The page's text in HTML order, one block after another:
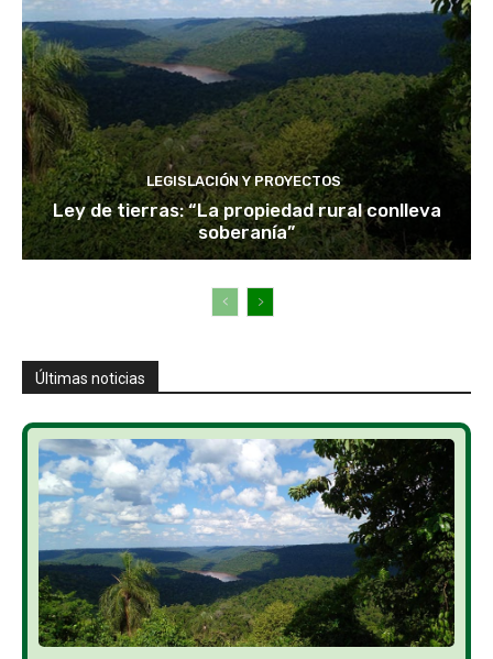
LEGISLACIÓN Y PROYECTOS
Ley de tierras: “La propiedad rural conlleva
soberanía”
Últimas noticias